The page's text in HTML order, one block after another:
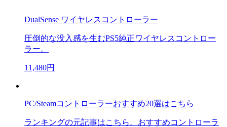
DualSense ワイヤレスコントローラー
圧倒的な没入感を生むPS5純正ワイヤレスコントロー
ラー。
11,480円
PC/Steamコントローラーおすすめ20選はこちら
ランキングの元記事はこちら。おすすめコントローラ